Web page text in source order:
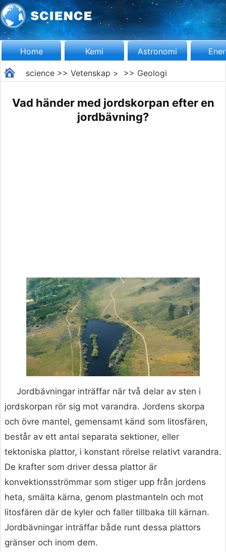
Home Kemi Astronomi
science>> Vetenskap > >> Geologi
Vad händer med jordskorpan efter en
jordbävning?
Jordbävningar inträffar när två delar av sten i
jordskorpan rör sig mot varandra. Jordens skorpa
och övre mantel, gemensamt känd som litosfären,
består av ett antal separata sektioner, eller
tektoniska plattor, i konstant rörelse relativt varandra.
De krafter som driver dessa plattor är
konvektionsströmmar som stiger upp från jordens
heta, smälta kärna, genom plastmanteln och mot
litosfären där de kyler och faller tillbaka till kärnan.
Jordbävningar inträffar både runt dessa plattors
gränser och inom dem.